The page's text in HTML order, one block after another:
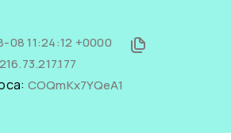
08 11:24:12 +0000
216.73.217.177
COQmKx7YQeA1